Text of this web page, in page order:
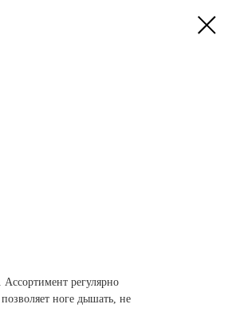
регулярно
ноге дышать, не